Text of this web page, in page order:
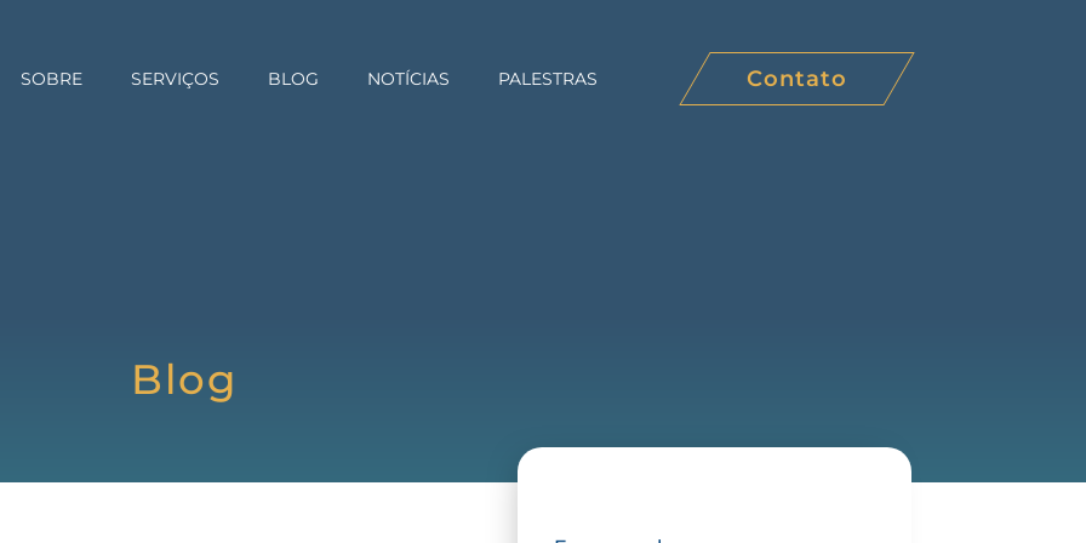
SOBRE SERVIÇOS BLOG NOTÍCIAS PALESTRAS Contato
Blog